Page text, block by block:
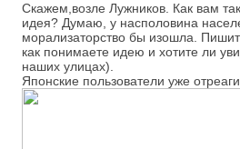
Скажем,возле Лужников. Как вам
идея? Думаю, у насполовина
морализаторство бы изошла.
как понимаете идею и хотите ли
наших улицах).
Японские пользователи уже